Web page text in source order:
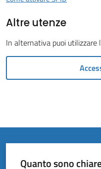
Amministrazione
Trasparente
Tutti
Altre utenze
In alternativa puoi utilizzare
Quanto sono